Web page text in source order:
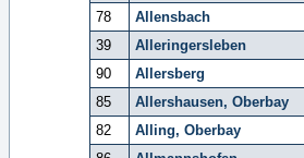
78
Allensbach
39
Alleringersleben
90
Allersberg
85
Allershausen, Oberbay
82
Alling, Oberbay